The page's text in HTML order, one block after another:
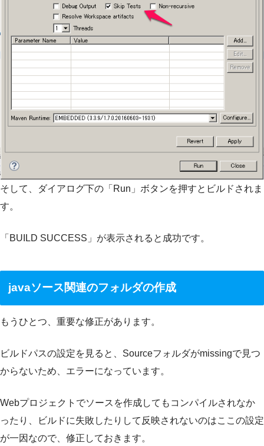
そして、ダイアログ下の「Run」ボタンを押すとビルドされま
す。
「BUILD SUCCESS」が表示されると成功です。
javaソース関連のフォルダの作成
もうひとつ、重要な修正があります。
ビルドパスの設定を見ると、Sourceフォルダがmissingで見つ
からないため、エラーになっています。
Webプロジェクトでソースを作成してもコンパイルされなか
ったり、ビルドに失敗したりして反映されないのはここの設定
が一因なので、修正しておきます。